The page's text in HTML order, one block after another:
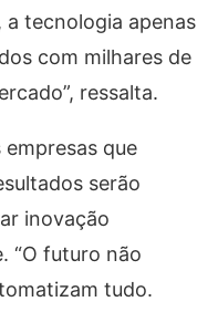
a tecnologia apenas
com milhares de
ressalta.
que
serão
inovação
“O futuro não
tudo.